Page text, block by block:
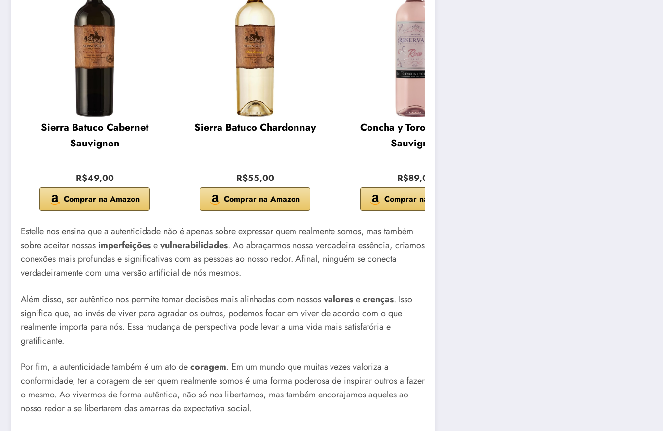
Sierra Batuco Cabernet
Sauvignon
R$49,00
Comprar na Amazon
Sierra Batuco Chardonnay
R$55,00
Comprar na Amazon
Concha y Toro Cabernet
Sauvignon
R$89,00
Comprar na Amazon
Estelle nos ensina que a autenticidade não é apenas sobre expressar quem realmente somos, mas também
sobre aceitar nossas imperfeiçõesevulnerabilidades. Ao abraçarmos nossa verdadeira essência, criamos
conexões mais profundas e significativas com as pessoas ao nosso redor. Afinal, ninguém se conecta
verdadeiramente com uma versão artificial de nós mesmos.
Além disso, ser autêntico nos permite tomar decisões mais alinhadas com nossosvaloresecrenças. Isso
significa que, ao invés de viver para agradar os outros, podemos focar em viver de acordo com o que
realmente importa para nós. Essa mudança de perspectiva pode levar a uma vida mais satisfatória e
gratificante.
Por fim, a autenticidade também é um ato decoragem. Em um mundo que muitas vezes valoriza a
conformidade, ter a coragem de ser quem realmente somos é uma forma poderosa de inspirar outros a fazer
o mesmo. Ao vivermos de forma autêntica, não só nos libertamos, mas também encorajamos aqueles ao
nosso redor a se libertarem das amarras da expectativa social.